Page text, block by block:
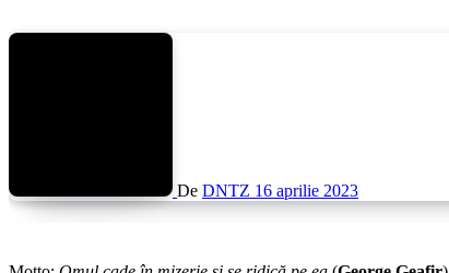
De DNTZ 16 aprilie 2023